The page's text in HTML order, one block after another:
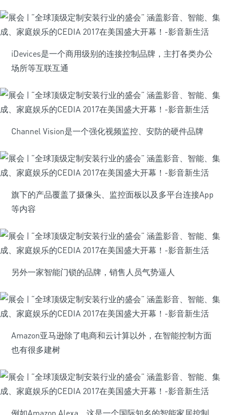
iDevices是一个商用级别的连接控制品牌，主打各类办公
场所等互联互通
Channel Vision是一个强化视频监控、安防的硬件品牌
旗下的产品覆盖了摄像头、监控面板以及多平台连接App
等内容
另外一家智能门锁的品牌，销售人员气势逼人
Amazon亚马逊除了电商和云计算以外，在智能控制方面
也有很多建树
例如Amazon Alexa，这是一个国际知名的智能家居控制、